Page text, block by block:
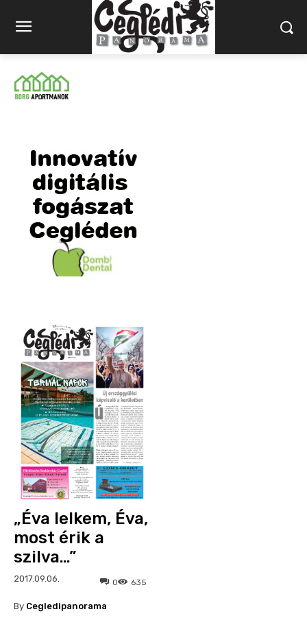
„Éva lelkem, Éva,
most érik a
szilva…”
2017.09.06. 635
0
By Cegledipanorama